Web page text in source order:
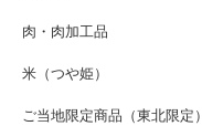
肉・肉加工品
米（つや姫）
ご当地限定商品（東北限定）